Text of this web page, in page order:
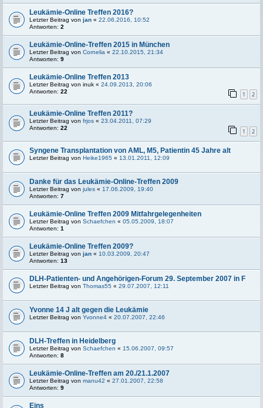
Leukämie-Online Treffen 2016?
Letzter Beitrag von jan « 22.06.2016, 10:52
Antworten: 2
Leukämie-Online-Treffen 2015 in München
Letzter Beitrag von Cornelia « 22.10.2015, 21:34
Antworten: 9
Leukämie-Online Treffen 2013
Letzter Beitrag von inuk « 24.09.2013, 20:06
Antworten: 22 1 2
Leukämie-Online Treffen 2011?
Letzter Beitrag von frjos « 23.04.2011, 07:29
Antworten: 22 1 2
Syngene Transplantation von AML, M5, Patientin 45 Jahre alt
Letzter Beitrag von Heike1965 « 13.01.2011, 12:09
Danke für das Leukämie-Online-Treffen 2009
Letzter Beitrag von jules « 17.06.2009, 19:40
Antworten: 7
Leukämie-Online Treffen 2009 Mitfahrgelegenheiten
Letzter Beitrag von Schaefchen « 05.05.2009, 18:07
Antworten: 1
Leukämie-Online Treffen 2009?
Letzter Beitrag von jan « 10.03.2009, 20:47
Antworten: 13
DLH-Patienten- und Angehörigen-Forum 29. September 2007 in F
Letzter Beitrag von Thomas55 « 29.07.2007, 12:11
Yvonne 14 J alt gegen die Leukämie
Letzter Beitrag von Yvonne4 « 20.07.2007, 22:46
DLH-Treffen in Heidelberg
Letzter Beitrag von Schaefchen « 15.06.2007, 09:57
Antworten: 8
Leukämie-Online-Treffen am 20./21.1.2007
Letzter Beitrag von manu42 « 27.01.2007, 22:58
Antworten: 9
Eins